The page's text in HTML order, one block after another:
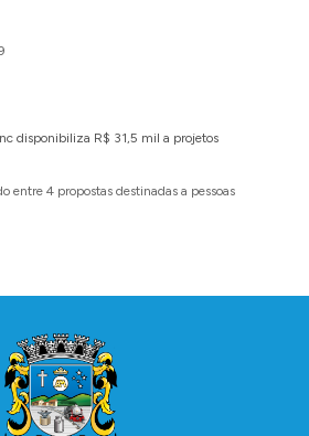
disponibiliza R$ 31,5 mil a projetos
entre 4 propostas destinadas a pessoas